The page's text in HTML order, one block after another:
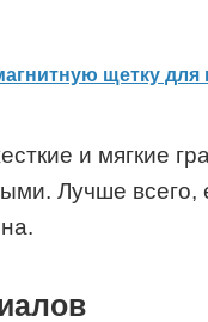
щетку для
и мягкие
Лучше всего,